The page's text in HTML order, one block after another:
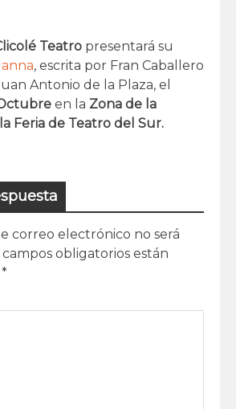
Teatro presentará su
, escrita por Fran Caballero
Antonio de la Plaza, el
en la Zona de la
Feria de Teatro del Sur.
correo electrónico no será
campos obligatorios están
*